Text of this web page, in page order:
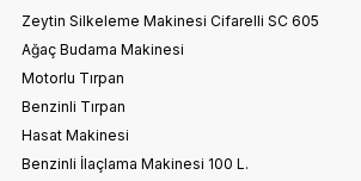
Zeytin Silkeleme Makinesi Cifarelli SC 605
Ağaç Budama Makinesi
Motorlu Tırpan
Benzinli Tırpan
Hasat Makinesi
Benzinli İlaçlama Makinesi 100 L.